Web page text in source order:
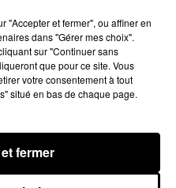
grave dans un
vendredi 7 août à
d'Orléans.
"Accepter et fermer", ou affiner en
dans "Gérer mes choix".
sur "Continuer sans
que pour ce site. Vous
votre consentement à tout
situé en bas de chaque page.
fermer